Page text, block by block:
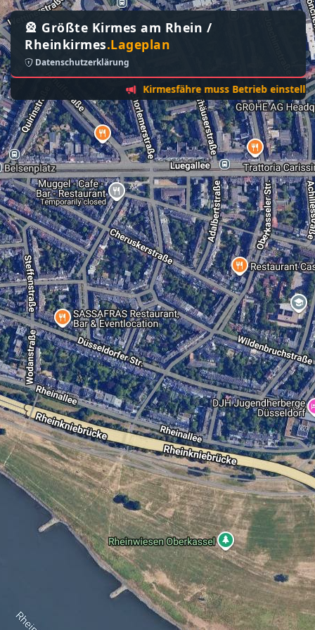
🎡 Größte Kirmes am Rhein /
Rheinkirmes.Lageplan
Datenschutzerklärung
Kirmesfähre muss Betrieb einstellen -